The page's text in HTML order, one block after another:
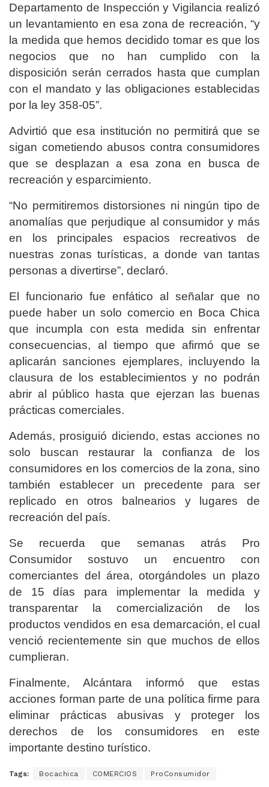
Departamento de Inspección y Vigilancia realizó
un levantamiento en esa zona de recreación, “y
la medida que hemos decidido tomar es que los
negocios que no han cumplido con la
disposición serán cerrados hasta que cumplan
con el mandato y las obligaciones establecidas
por la ley 358-05”.
Advirtió que esa institución no permitirá que se
sigan cometiendo abusos contra consumidores
que se desplazan a esa zona en busca de
recreación y esparcimiento.
“No permitiremos distorsiones ni ningún tipo de
anomalías que perjudique al consumidor y más
en los principales espacios recreativos de
nuestras zonas turísticas, a donde van tantas
personas a divertirse”, declaró.
El funcionario fue enfático al señalar que no
puede haber un solo comercio en Boca Chica
que incumpla con esta medida sin enfrentar
consecuencias, al tiempo que afirmó que se
aplicarán sanciones ejemplares, incluyendo la
clausura de los establecimientos y no podrán
abrir al público hasta que ejerzan las buenas
prácticas comerciales.
Además, prosiguió diciendo, estas acciones no
solo buscan restaurar la confianza de los
consumidores en los comercios de la zona, sino
también establecer un precedente para ser
replicado en otros balnearios y lugares de
recreación del país.
Se recuerda que semanas atrás Pro
Consumidor sostuvo un encuentro con
comerciantes del área, otorgándoles un plazo
de 15 días para implementar la medida y
transparentar la comercialización de los
productos vendidos en esa demarcación, el cual
venció recientemente sin que muchos de ellos
cumplieran.
Finalmente, Alcántara informó que estas
acciones forman parte de una política firme para
eliminar prácticas abusivas y proteger los
derechos de los consumidores en este
importante destino turístico.
Tags: Bocachica COMERCIOS ProConsumidor